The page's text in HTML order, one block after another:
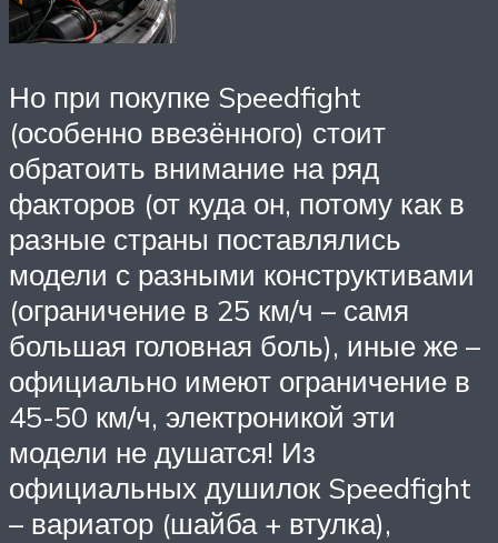
Но при покупке Speedfight
(особенно ввезённого) стоит
обратоить внимание на ряд
факторов (от куда он, потому как в
разные страны поставлялись
модели с разными конструктивами
(ограничение в 25 км/ч – самя
большая головная боль), иные же –
официально имеют ограничение в
45-50 км/ч, электроникой эти
модели не душатся! Из
официальных душилок Speedfight
– вариатор (шайба + втулка),